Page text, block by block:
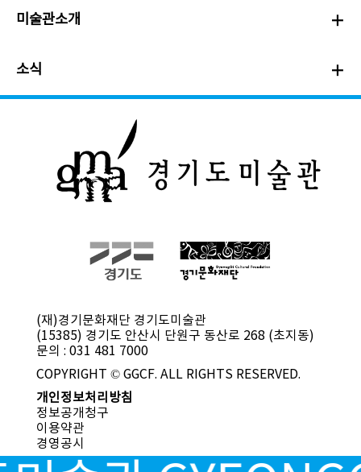
미술관소개
소식
(재)경기문화재단 경기도미술관
(15385) 경기도 안산시 단원구 동산로 268 (초지동)
문의 : 031 481 7000
COPYRIGHT © GGCF. ALL RIGHTS RESERVED.
개인정보처리방침
정보공개청구
이용약관
경영공시